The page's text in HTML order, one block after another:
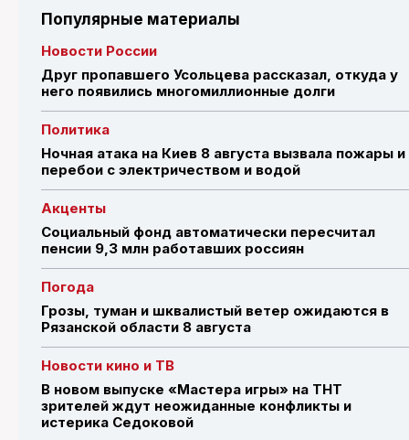
Популярные материалы
Новости России
Друг пропавшего Усольцева рассказал, откуда у
него появились многомиллионные долги
Политика
Ночная атака на Киев 8 августа вызвала пожары и
перебои с электричеством и водой
Акценты
Социальный фонд автоматически пересчитал
пенсии 9,3 млн работавших россиян
Погода
Грозы, туман и шквалистый ветер ожидаются в
Рязанской области 8 августа
Новости кино и ТВ
В новом выпуске «Мастера игры» на ТНТ
зрителей ждут неожиданные конфликты и
истерика Седоковой